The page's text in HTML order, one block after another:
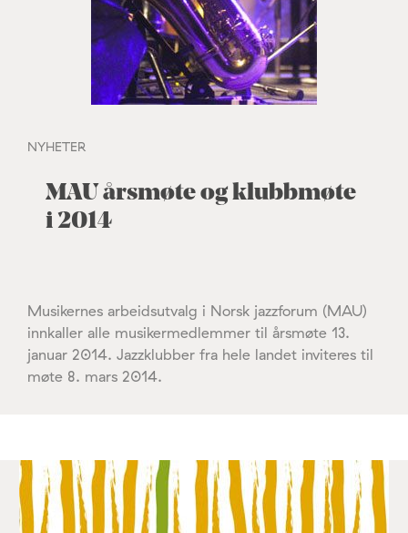
NYHETER
MAU årsmøte og klubbmøte
i 2014
Musikernes arbeidsutvalg i Norsk jazzforum (MAU)
innkaller alle musikermedlemmer til årsmøte 13.
januar 2014. Jazzklubber fra hele landet inviteres til
møte 8. mars 2014.